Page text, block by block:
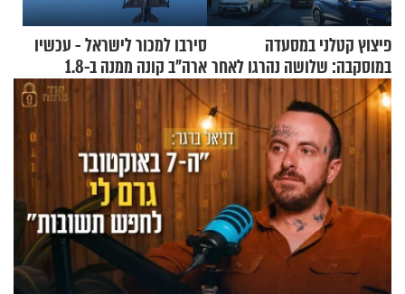
פיצוץ קטלני במסעדה
במוסקבה: שלושה נהרגו לאחר
שמטען שנשאה אישה התפוצץ
סירבו למכור לישראל - עכשיו
ארה"ב קונה ממנה ב-1.8
מיליארד דולר